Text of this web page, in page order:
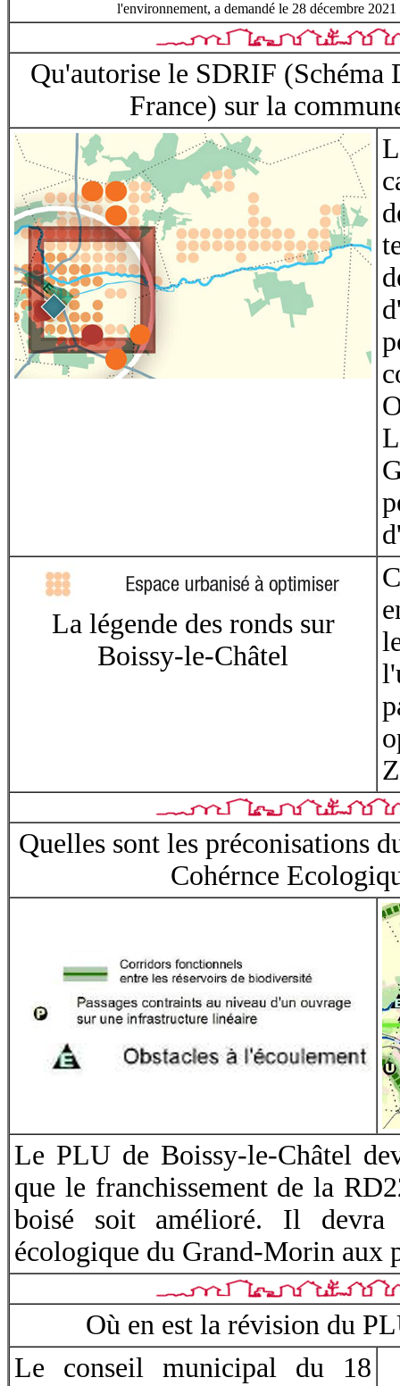
l'environnement, a demandé le 28 décembre
Qu'autorise le SDRIF
France) sur la
La légende des ronds sur
Boissy-le-Châtel
Quelles sont les préconisations
Cohérnce
Le PLU de Boissy-le-Châtel
que le franchissement de la
boisé soit amélioré. Il
écologique du Grand-Morin aux
Où en est la révision du
Le conseil municipal du 18